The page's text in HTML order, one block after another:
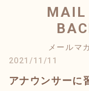
MAIL
メールマ
2021/11/11
アナウンサー